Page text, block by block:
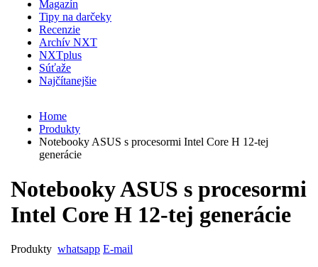
Magazín
Tipy na darčeky
Recenzie
Archív NXT
NXTplus
Súťaže
Najčítanejšie
Home
Produkty
Notebooky ASUS s procesormi Intel Core H 12-tej
generácie
Notebooky ASUS s procesormi
Intel Core H 12-tej generácie
Produkty whatsapp E-mail